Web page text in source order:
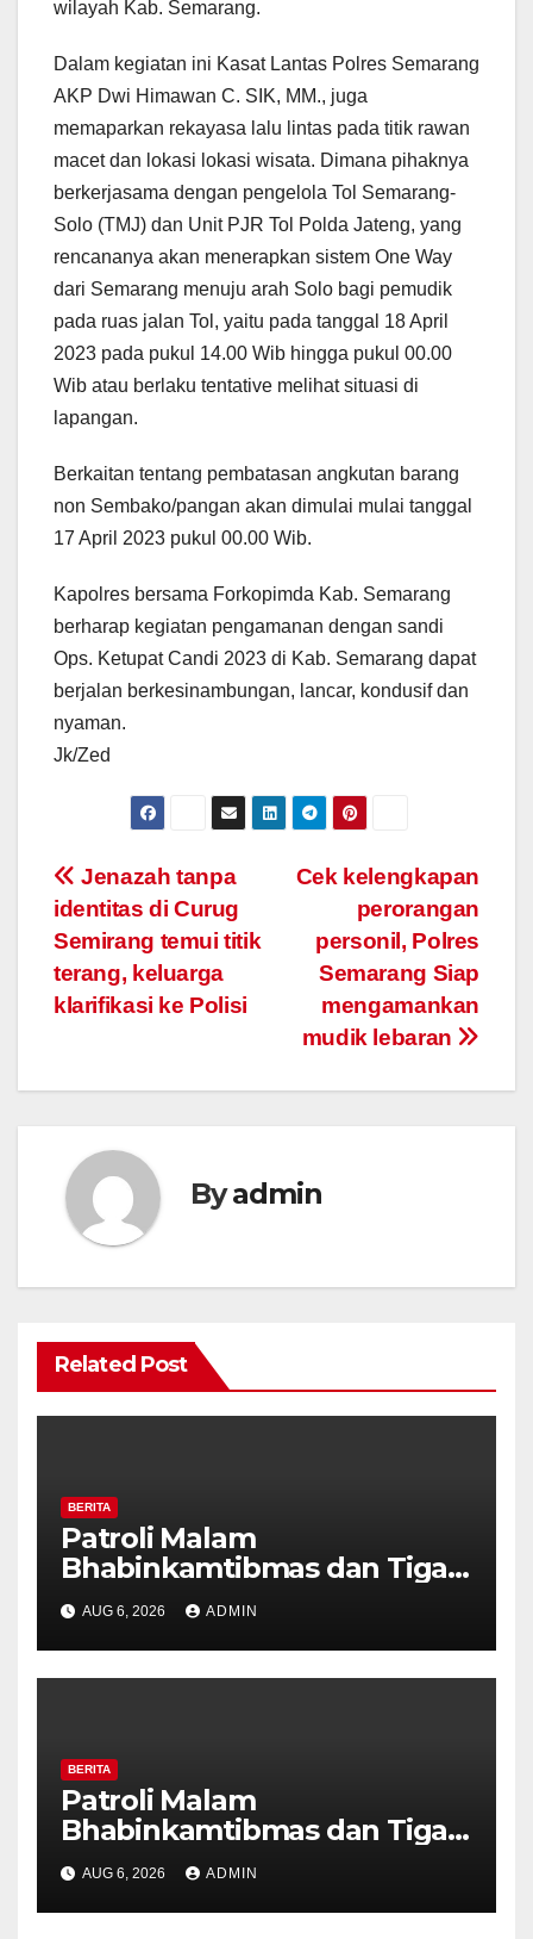
wilayah Kab. Semarang.
Dalam kegiatan ini Kasat Lantas Polres Semarang
AKP Dwi Himawan C. SIK, MM., juga
memaparkan rekayasa lalu lintas pada titik rawan
macet dan lokasi lokasi wisata. Dimana pihaknya
berkerjasama dengan pengelola Tol Semarang-
Solo (TMJ) dan Unit PJR Tol Polda Jateng, yang
rencananya akan menerapkan sistem One Way
dari Semarang menuju arah Solo bagi pemudik
pada ruas jalan Tol, yaitu pada tanggal 18 April
2023 pada pukul 14.00 Wib hingga pukul 00.00
Wib atau berlaku tentative melihat situasi di
lapangan.
Berkaitan tentang pembatasan angkutan barang
non Sembako/pangan akan dimulai mulai tanggal
17 April 2023 pukul 00.00 Wib.
Kapolres bersama Forkopimda Kab. Semarang
berharap kegiatan pengamanan dengan sandi
Ops. Ketupat Candi 2023 di Kab. Semarang dapat
berjalan berkesinambungan, lancar, kondusif dan
nyaman.
Jk/Zed
Post
navigation
Cek kelengkapan
perorangan
personil, Polres
Semarang Siap
mengamankan
mudik lebaran
Jenazah tanpa
identitas di Curug
Semirang temui titik
terang, keluarga
klarifikasi ke Polisi
Byadmin
Related Post
BERITA
Patroli Malam
Bhabinkamtibmas dan Tiga
Pilar Kelurahan Ungaran
Perkuat Kamtibmas, Warga
Diajak Aktifkan Ronda
AUG 6, 2026 ADMIN
BERITA
Patroli Malam
Bhabinkamtibmas dan Tiga
Pilar Kelurahan Ungaran
Perkuat Kamtibmas, Warga
Diajak Aktifkan Ronda
AUG 6, 2026 ADMIN